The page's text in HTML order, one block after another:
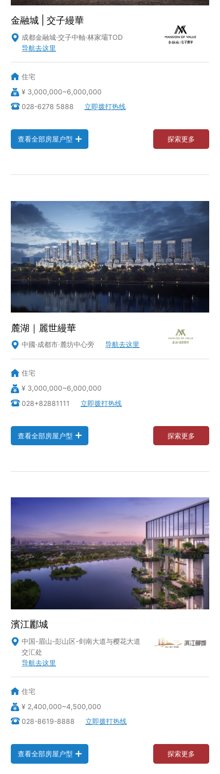
金融城 | 交子縵華
 成都金融城·交子中軸·林家壩TOD
导航去这里
住宅
¥ 3,000,000~6,000,000
028-6278 5888
立即拨打热线
查看全部房屋 户型
查看全部房屋户型
探索更多
探索更多
麓湖｜麗世縵華
 中國·成都市·麓坊中心旁 导航去这里
住宅
¥ 3,000,000~6,000,000
028+82881111
立即拨打热线
查看全部房屋 户型
查看全部房屋户型
探索更多
探索更多
濱江酈城
 中国-眉山-彭山区-剑南大道与樱花大道
交汇处
导航去这里
住宅
¥ 2,400,000~4,500,000
028-8619-8888
立即拨打热线
查看全部房屋 户型
查看全部房屋户型
探索更多
探索更多